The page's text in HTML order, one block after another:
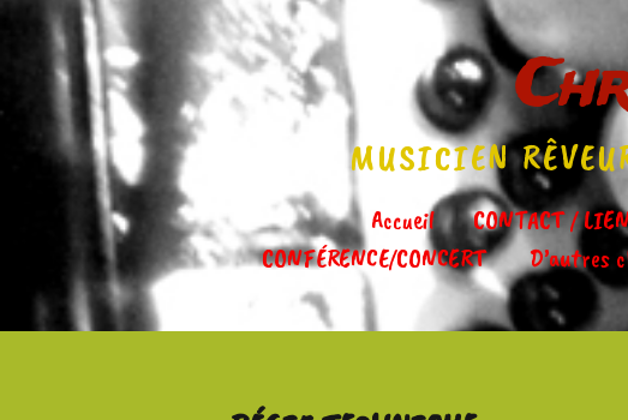
MUSICIEN
Accueil CONTACT /
CONFÉRENCE/CONCERT
D’autres